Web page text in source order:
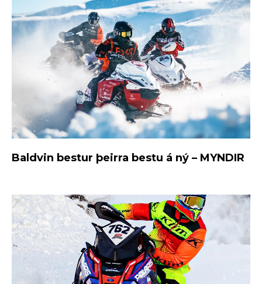
Baldvin bestur þeirra bestu á ný – MYNDIR